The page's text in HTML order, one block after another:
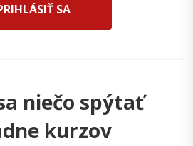
SA
niečo spýtať
kurzov